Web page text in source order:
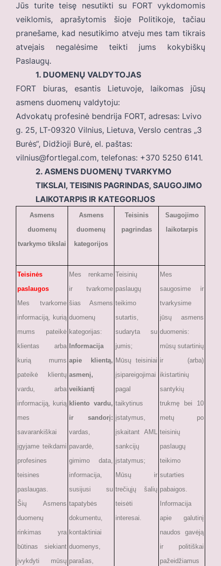
Jūs turite teisę nesutikti su FORT vykdomomis
veiklomis, aprašytomis šioje Politikoje, tačiau
pranešame, kad nesutikimo atveju mes tam tikrais
atvejais negalėsime teikti jums kokybiškų
Paslaugų.
1. DUOMENŲ VALDYTOJAS
FORT biuras, esantis Lietuvoje, laikomas jūsų
asmens duomenų valdytoju:
Advokatų profesinė bendrija FORT, adresas: Lvivo
g. 25, LT-09320 Vilnius, Lietuva, Verslo centras „3
Burės“, Didžioji Burė, el. paštas:
vilnius@fortlegal.com, telefonas: +370 5250 6141.
2. ASMENS DUOMENŲ TVARKYMO
TIKSLAI, TEISINIS PAGRINDAS, SAUGOJIMO
LAIKOTARPIS IR KATEGORIJOS
Asmens
duomenų
tvarkymo tikslai
Asmens
duomenų
kategorijos
Teisinis
pagrindas
Saugojimo
laikotarpis
Teisinės
paslaugos
Mes tvarkome
informaciją, kurią
mums pateikė
klientas arba
kurią mums
pateikė klientų
vardu, arba
informaciją, kurią
mes
savarankiškai
įgyjame teikdami
profesines
teisines
paslaugas.
Šių Asmens
duomenų
rinkimas yra
būtinas siekiant
įvykdyti mūsų
Mes renkame
ir tvarkome
šias Asmens
duomenų
kategorijas:
Informacija
apie klientą,
asmenį,
veikiantį
kliento vardu,
ir sandorį:
vardas,
pavardė,
gimimo data,
informacija,
susijusi su
tapatybės
dokumentu,
kontaktiniai
duomenys,
parašas,
Teisinių
paslaugų
teikimo
sutartis,
sudaryta su
jumis;
Mūsų teisiniai
įsipareigojimai
pagal
taikytinus
įstatymus,
įskaitant AML
sankcijų
įstatymus;
Mūsų ir
trečiųjų šalių
teisėti
interesai.
Mes
saugosime ir
tvarkysime
jūsų asmens
duomenis:
mūsų sutartinių
ir (arba)
ikistartinių
santykių
trukmę bei 10
metų po
teisinių
paslaugų
teikimo
sutarties
pabaigos.
Informacija
apie galutinį
naudos gavėją
ir politiškai
pažeidžiamus